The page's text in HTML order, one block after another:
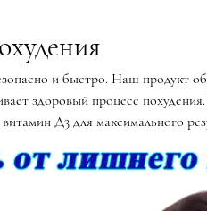
и быстро. Наш продукт
здоровый процесс
Д3 для максимального